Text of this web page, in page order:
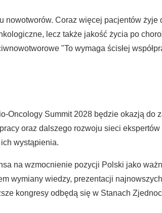
Coraz więcej pacjentów żyje
lecz także jakość życia po
"To wymaga ścisłej
Oncology Summit 2028 będzie okazją do
oraz dalszego rozwoju sieci
wystąpienia.
na wzmocnienie pozycji Polski jako
wymiany wiedzy, prezentacji
kongresy odbędą się w Stanach